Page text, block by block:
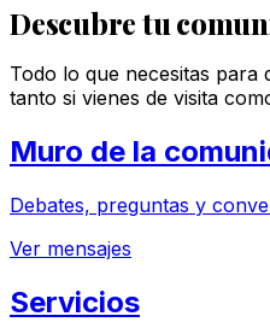
Descubre tu
Todo lo que necesitas para
tanto si vienes de visita
Muro de la
Debates, preguntas y
Ver mensajes
Servicios